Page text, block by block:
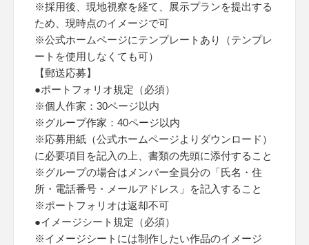
※採用後、現地視察を経て、展示プランを提出する
ため、現時点のイメージで可
※公式ホームページにテンプレートあり（テンプレ
ートを使用しなくても可）
【郵送応募】
●ポートフォリオ規定（必須）
※個人作家：30ページ以内
※グループ作家：40ページ以内
※応募用紙（公式ホームページよりダウンロード）
に必要項目を記入の上、書類の先頭に添付すること
※グループの場合はメンバー全員分の「氏名・住
所・電話番号・メールアドレス」を記入すること
※ポートフォリオは返却不可
●イメージシート規定（必須）
※イメージシートには制作したい作品のイメージ